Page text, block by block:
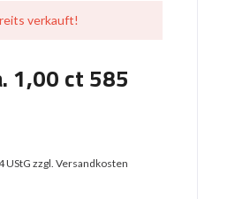
verkauft!
1,00 ct 585
UStG zzgl. Versandkosten